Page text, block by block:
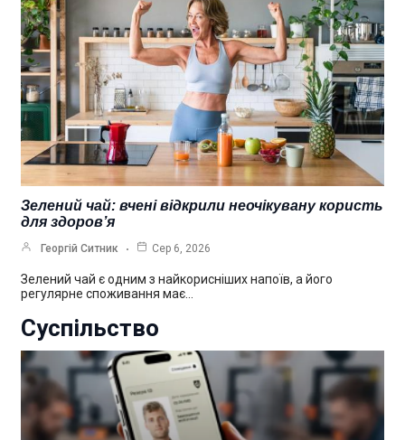
Зелений чай: вчені відкрили неочікувану користь
для здоров’я
Георгій Ситник Сер 6, 2026
Зелений чай є одним з найкорисніших напоїв, а його
регулярне споживання має…
Суспільство